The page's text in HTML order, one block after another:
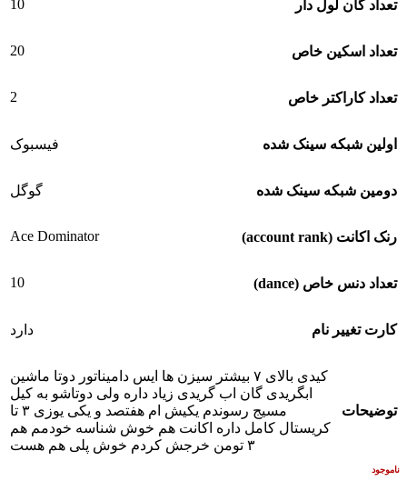
تعداد گان لول دار 10
تعداد اسکین خاص 20
تعداد کاراکتر خاص 2
اولین شبکه سینک شده فیسبوک
دومین شبکه سینک شده گوگل
رنک اکانت (account rank) Ace Dominator
تعداد دنس خاص (dance) 10
کارت تغییر نام دارد
توضیحات
کیدی بالای ۷ بیشتر سیزن ها ایس دامیناتور دوتا ماشین
ابگریدی گان اب گریدی زیاد داره ولی دوتاشو به کیل
مسیج رسوندم یکیش ام هفتصد و یکی یوزی ۳ تا
کریستال کامل داره اکانت هم خوش شناسه خودمم هم
۳ تومن خرجش کردم خوش پلی هم هست
ناموجود